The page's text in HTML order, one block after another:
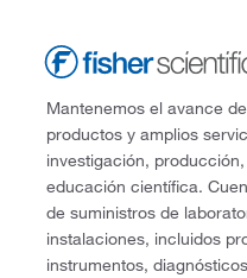
Mantenemos el avance
productos y amplios
investigación,
educación científica.
de suministros de
instalaciones, incluidos
instrumentos,